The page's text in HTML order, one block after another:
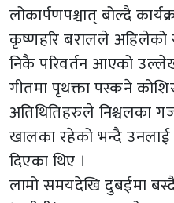
लोकार्पणपश्चात् बोल्दै
कृष्णहरि बरालले अहिलेको
निकै परिवर्तन आएको
गीतमा पृथक्ता पस्कने
अतिथितिहरुले निश्चलका
खालका रहेको भन्दै
दिएका थिए ।
लामो समयदेखि दुबईमा